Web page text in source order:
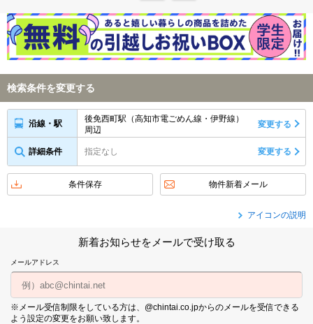
検索条件を変更する
沿線・駅
後免西町駅（高知市電ごめん線・伊野線）
周辺
変更する
詳細条件 指定なし 変更する
条件保存 物件新着メール
アイコンの説明
新着お知らせをメールで受け取る
メールアドレス
※メール受信制限をしている方は、@chintai.co.jpからのメールを受信できる
よう設定の変更をお願い致します。